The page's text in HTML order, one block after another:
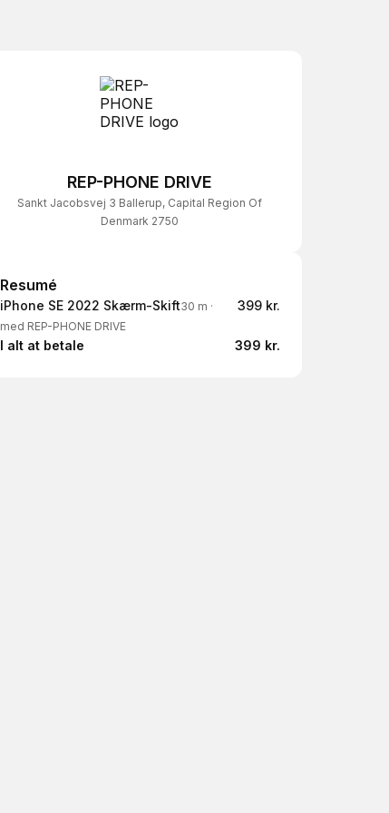
REP-PHONE DRIVE
Sankt Jacobsvej 3 Ballerup, Capital Region Of
Denmark 2750
Resumé
Resumé
iPhone SE 2022 Skærm-Skift30 m ·
med REP-PHONE DRIVE
399 kr.
I alt at betale 399 kr.